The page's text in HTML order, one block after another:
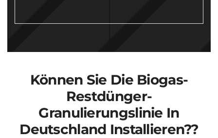
Können Sie Die Biogas-
Restdünger-
Granulierungslinie In
Deutschland Installieren??